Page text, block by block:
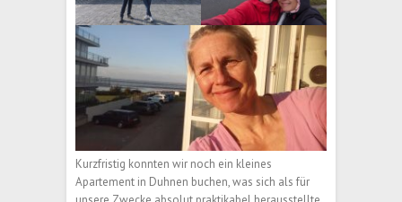
Kurzfristig konnten wir noch ein kleines
Apartement in Duhnen buchen, was sich als für